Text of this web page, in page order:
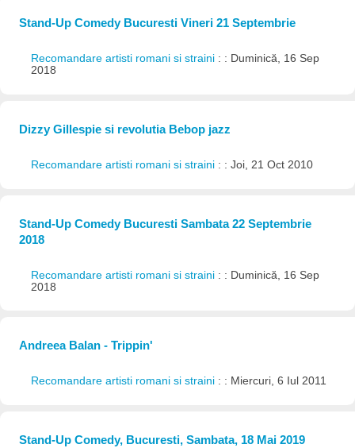
Stand-Up Comedy Bucuresti Vineri 21 Septembrie
Recomandare artisti romani si straini : : Duminică, 16 Sep
2018
Dizzy Gillespie si revolutia Bebop jazz
Recomandare artisti romani si straini : : Joi, 21 Oct 2010
Stand-Up Comedy Bucuresti Sambata 22 Septembrie
2018
Recomandare artisti romani si straini : : Duminică, 16 Sep
2018
Andreea Balan - Trippin'
Recomandare artisti romani si straini : : Miercuri, 6 Iul 2011
Stand-Up Comedy, Bucuresti, Sambata, 18 Mai 2019